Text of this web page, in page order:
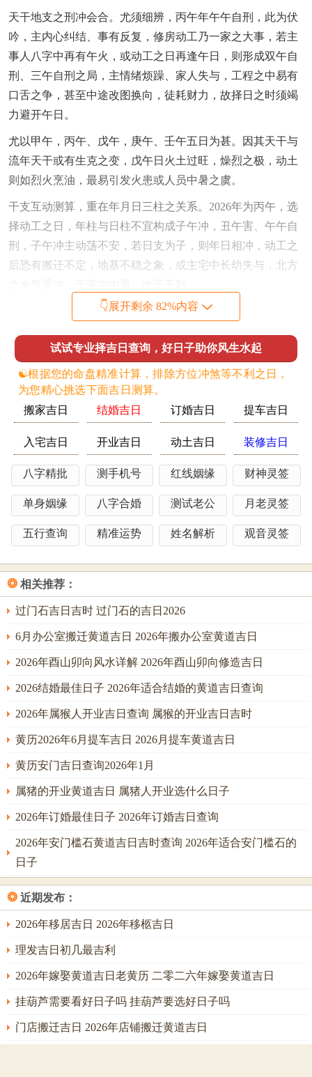
天干地支之刑冲会合。尤须细辨，丙午年午午自刑，此为伏
吟，主内心纠结、事有反复，修房动工乃一家之大事，若主
事人八字中再有午火，或动工之日再逢午日，则形成双午自
刑、三午自刑之局，主情绪烦躁、家人失与，工程之中易有
口舌之争，甚至中途改图换向，徒耗财力，故择日之时须竭
力避开午日。
尤以甲午，丙午、戊午，庚午、壬午五日为甚。因其天干与
流年天干或有生克之变，戊午日火土过旺，燥烈之极，动土
则如烈火烹油，最易引发火患或人员中暑之虞。
干支互动测算，重在年月日三柱之关系。2026年为丙午，选
择动工之日，年柱与日柱不宜构成子午冲，丑午害、午午自
刑，子午冲主动荡不安，若日支为子，则年日相冲，动工之
后恐有搬迁不定，地基不稳之象，或主宅中长幼失与，北方
丑午害主暗损，若日支为丑，丑土本为湿土，可泄火气，然
小人作祟，工程材料易有以次充好之弊，或施工队暗中增减
项目，令主家破耗，是故择吉之时当以日支为寅、戌、未、
辰者为佳。
寅为火之长生，寅午半合火局，看似增旺火势，然寅中藏甲
木，木能疏土，且合局有定向，利于工程一气呵成；戌为火
库，午戌半合，主财库丰盈，利于资金周转；未为土之正
位，午未合土，直指修造本意，最为稳妥；辰为水库，虽与
午无合，然辰为湿土，能收纳烈火，亦有调候之功。
太岁与岁破之位，修房动工不可不忌，丙午年太岁在午，岁
破在子。修房动工，首要忌讳在太岁方动土，即正南方，若
宁，灾祸频生，同理，岁破方为正北子位，亦不可轻动；择
吉日之目的，不仅在于选一个好日子，更在于通过日子中的
干支五行，去调与太岁之烈，化解岁破之冲。
比如选用亥日，亥为水，与年支午虽无直接冲合，然亥中藏
壬水，可制午火，且亥与寅合，可间接引动木气生火制土，
此乃迂回制衡之法。又如选用申日，申金为水的长生之地，
工之财力投入与未来房产之增值。
四季流转，土旺之时亦有别。春季寅卯辰月木气当令，木能
克土，此时动工，需防木气过盛而伤土，致使地基不牢，故
春季择吉，宜配金日，如庚申、辛酉，以金制木，护住土
候，且宜选辰、丑、戌、未之土日，然须分辨，辰丑为湿
更佳。
秋季申酉戌月金气当令。金能泄土，此时动工，土气被金所
火日，以火生土，补充土源，使工程不至因资金问题而中
断。
冬季亥子丑月水气当令。水旺克火，此时动工，火为土之
👇展开剩余 82%内容
试试专业择吉日查询，好日子助你风生水起
☯️根据您的命盘精准计算，排除方位冲煞等不利之日，
为您精心挑选下面吉日测算。
搬家吉日 结婚吉日 订婚吉日 提车吉日
入宅吉日 开业吉日 动土吉日 装修吉日
八字精批 测手机号 红线姻缘 财神灵签
单身姻缘 八字合婚 测试老公 月老灵签
五行查询 精准运势 姓名解析 观音灵签
❂ 相关推荐：
过门石吉日吉时 过门石的吉日2026
6月办公室搬迁黄道吉日 2026年搬办公室黄道吉日
2026年酉山卯向风水详解 2026年酉山卯向修造吉日
2026结婚最佳日子 2026年适合结婚的黄道吉日查询
2026年属猴人开业吉日查询 属猴的开业吉日吉时
黄历2026年6月提车吉日 2026月提车黄道吉日
黄历安门吉日查询2026年1月
属猪的开业黄道吉日 属猪人开业选什么日子
2026年订婚最佳日子 2026年订婚吉日查询
2026年安门槛石黄道吉日吉时查询 2026年适合安门槛石的
日子
❂ 近期发布：
2026年移居吉日 2026年移柩吉日
理发吉日初几最吉利
2026年嫁娶黄道吉日老黄历 二零二六年嫁娶黄道吉日
挂葫芦需要看好日子吗 挂葫芦要选好日子吗
门店搬迁吉日 2026年店铺搬迁黄道吉日